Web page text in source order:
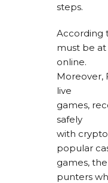
steps.
According
must be at
online.
Moreover,
live
games,
safely
with
popular
games,
punters